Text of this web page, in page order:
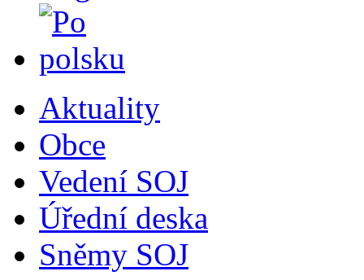
Aktuality
Obce
Vedení SOJ
Úřední deska
Sněmy SOJ